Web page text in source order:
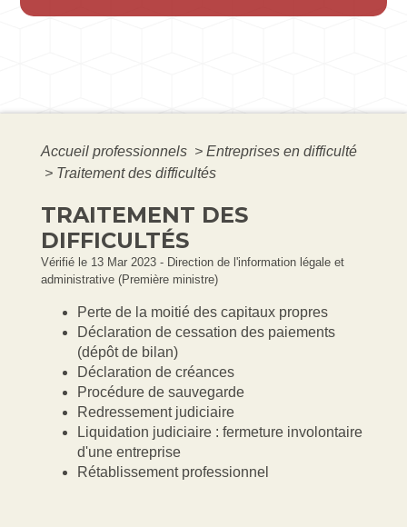
Accueil professionnels > Entreprises en difficulté
> Traitement des difficultés
TRAITEMENT DES
DIFFICULTÉS
Vérifié le 13 Mar 2023 - Direction de l'information légale et
administrative (Première ministre)
Perte de la moitié des capitaux propres
Déclaration de cessation des paiements
(dépôt de bilan)
Déclaration de créances
Procédure de sauvegarde
Redressement judiciaire
Liquidation judiciaire : fermeture involontaire
d'une entreprise
Rétablissement professionnel